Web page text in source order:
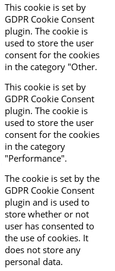
This cookie is set by
GDPR Cookie Consent
plugin. The cookie is
used to store the user
consent for the cookies
in the category "Other.
This cookie is set by
GDPR Cookie Consent
plugin. The cookie is
used to store the user
consent for the cookies
in the category
"Performance".
The cookie is set by the
GDPR Cookie Consent
plugin and is used to
store whether or not
user has consented to
the use of cookies. It
does not store any
personal data.